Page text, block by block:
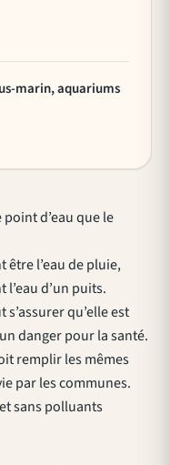
d’eau que le
être l’eau de pluie,
l’eau d’un puits.
qu’elle est
danger pour la santé.
remplir les mêmes
par les communes.
sans polluants
marin, aquariums